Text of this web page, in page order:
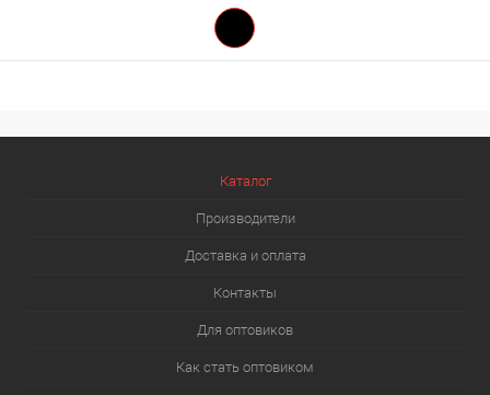
Каталог
Производители
Доставка и оплата
Контакты
Для оптовиков
Как стать оптовиком